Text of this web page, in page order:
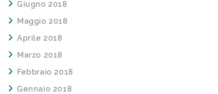
Giugno 2018
Maggio 2018
Aprile 2018
Marzo 2018
Febbraio 2018
Gennaio 2018